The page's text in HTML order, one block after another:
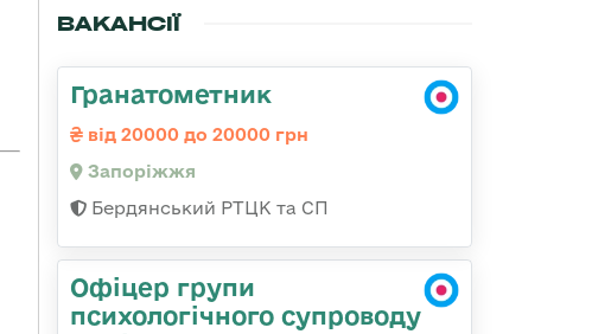
ВАКАНСІЇ
Гранатометник
від 20000 до 20000 грн
Запоріжжя
Бердянський РТЦК та СП
Офіцер групи
психологічного супроводу